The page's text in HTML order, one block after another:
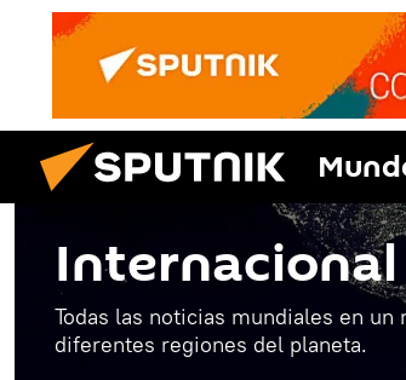
Internacional
Todas las noticias mundiales en
diferentes regiones del planeta.